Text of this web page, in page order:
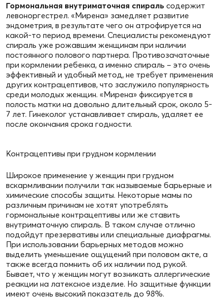
Гормональная внутриматочная спираль содержит
левоноргестрел. «Мирена» замедляет развитие
эндометрия, в результате чего он атрофируется на
какой-то период времени. Специалисты рекомендуют
спираль уже рожавшим женщинам при наличии
постоянного полового партнера. Противозачаточные
при кормлении ребенка, а именно спираль – это очень
эффективный и удобный метод, не требует применения
других контрацептивов, что заслужило популярность
среди молодых женщин. «Мирена» фиксируется в
полость матки на довольно длительный срок, около 5-
7 лет. Гинеколог устанавливает спираль, удаляет ее
после окончания срока годности.
Контрацептивы при грудном кормлении
Широкое применение у женщин при грудном
вскармливании получили так называемые барьерные и
химические способы защиты. Некоторые мамы по
различным причинам не хотят употреблять
гормональные контрацептивы или же ставить
внутриматочную спираль. В таком случае отлично
подойдут презервативы или специальные диафрагмы.
При использовании барьерных методов можно
выделить уменьшение ощущений при половом акте, а
также всегда помнить об их наличии под рукой.
Бывает, что у женщин могут возникать аллергические
реакции на латексное изделие. Но защитные функции
имеют очень высокий показатель до 98%.